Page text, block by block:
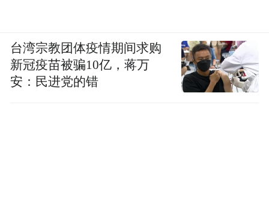
台湾宗教团体疫情期间求购
新冠疫苗被骗10亿，蒋万
安：民进党的错